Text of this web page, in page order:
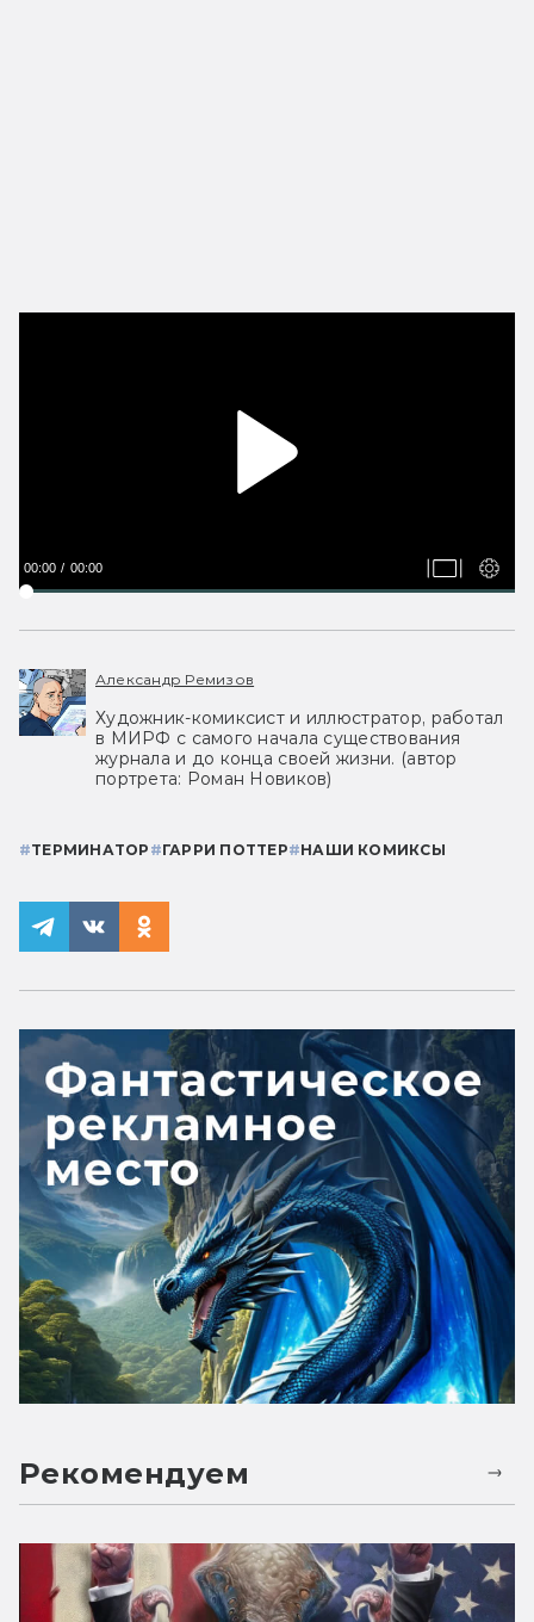
00:00 00:00
Александр Ремизов
Художник-комиксист и иллюстратор, работал
в МИРФ с самого начала существования
журнала и до конца своей жизни. (автор
портрета: Роман Новиков)
#ТЕРМИНАТОР #ГАРРИ ПОТТЕР#НАШИ КОМИКСЫ
Рекомендуем